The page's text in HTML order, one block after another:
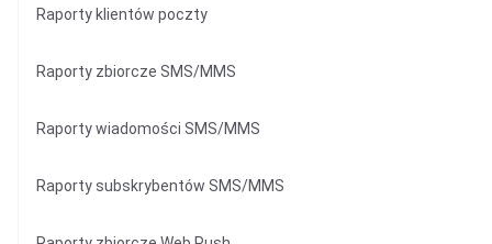
Raporty klientów poczty
Raporty zbiorcze SMS/MMS
Raporty wiadomości SMS/MMS
Raporty subskrybentów SMS/MMS